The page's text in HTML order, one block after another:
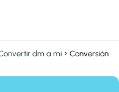
dm a mi
Conversión